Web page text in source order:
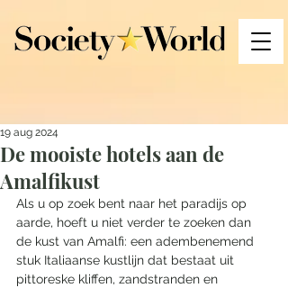
De mooiste hotels aan de
Amalfikust
19 aug 2024
Als u op zoek bent naar het paradijs op
aarde, hoeft u niet verder te zoeken dan
de kust van Amalfi: een adembenemend
stuk Italiaanse kustlijn dat bestaat uit
pittoreske kliffen, zandstranden en